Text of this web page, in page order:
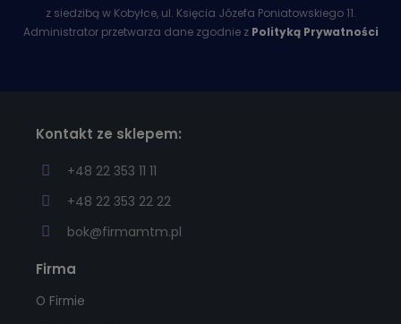
z siedzibą w Kobyłce, ul. Księcia Józefa Poniatowskiego 11.
Administrator przetwarza dane zgodnie z Polityką Prywatności
Kontakt ze sklepem:
+48 22 353 11 11
+48 22 353 22 22
bok@firmamtm.pl
Firma
O Firmie